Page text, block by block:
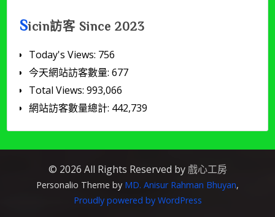
Sicin訪客 Since 2023
Today's Views: 756
今天網站訪客數量:677
Total Views:993,066
網站訪客數量總計: 442,739
© 2026 All Rights Reserved by 戲心工房
Personalio Theme by MD. Anisur Rahman Bhuyan,
Proudly powered by WordPress